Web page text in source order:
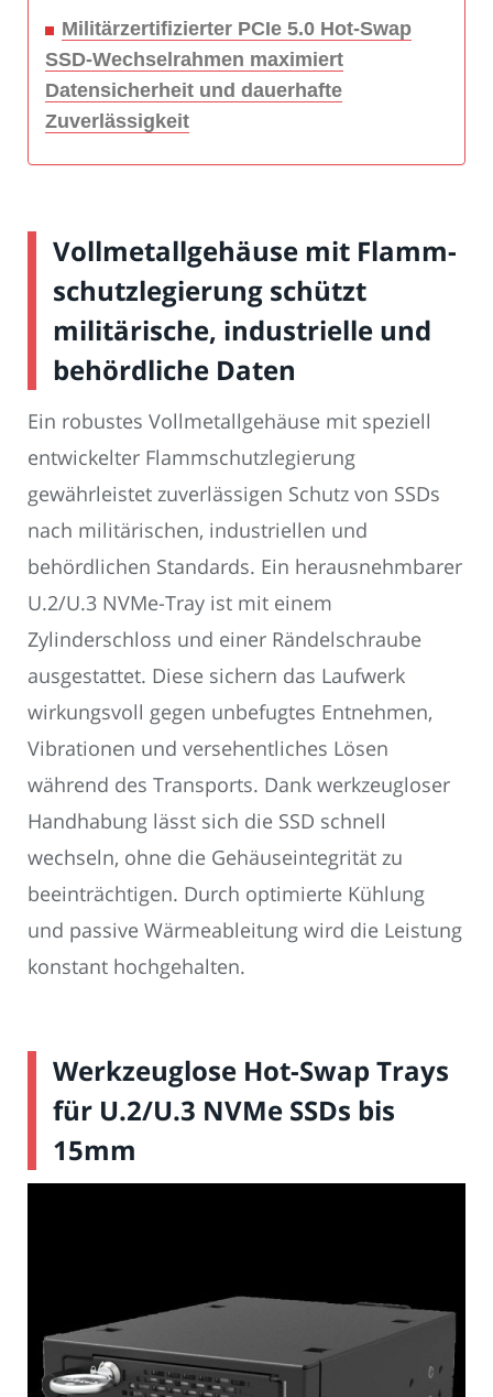
Militärzertifizierter PCIe 5.0 Hot-Swap
SSD-Wechselrahmen maximiert
Datensicherheit und dauerhafte
Zuverlässigkeit
Vollmetallgehäuse mit Flamm­
schutzlegierung schützt
militärische, industrielle und
behördliche Daten
Ein robustes Vollmetallgehäuse mit speziell
entwickelter Flammschutzlegierung
gewährleistet zuverlässigen Schutz von SSDs
nach militärischen, industriellen und
behördlichen Standards. Ein herausnehmbarer
U.2/U.3 NVMe-Tray ist mit einem
Zylinderschloss und einer Rändelschraube
ausgestattet. Diese sichern das Laufwerk
wirkungsvoll gegen unbefugtes Entnehmen,
Vibrationen und versehentliches Lösen
während des Transports. Dank werkzeugloser
Handhabung lässt sich die SSD schnell
wechseln, ohne die Gehäuseintegrität zu
beeinträchtigen. Durch optimierte Kühlung
und passive Wärmeableitung wird die Leistung
konstant hochgehalten.
Werkzeuglose Hot-Swap Trays
für U.2/U.3 NVMe SSDs bis
15mm